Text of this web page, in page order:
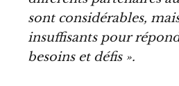
sont considérables,
insuffisants pour
besoins et défis ».